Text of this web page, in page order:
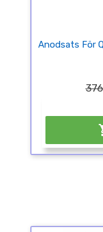
Anodsats För